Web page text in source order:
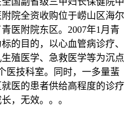
院全资收购位于崂山区海尔
医附院东区。2007年1月青
的目的，以心血管病诊疗、
殖医学、急救医学等为沉点
医技科室。同时，一多量蜚
医的患者供给高程度的诊疗
，无效。。。